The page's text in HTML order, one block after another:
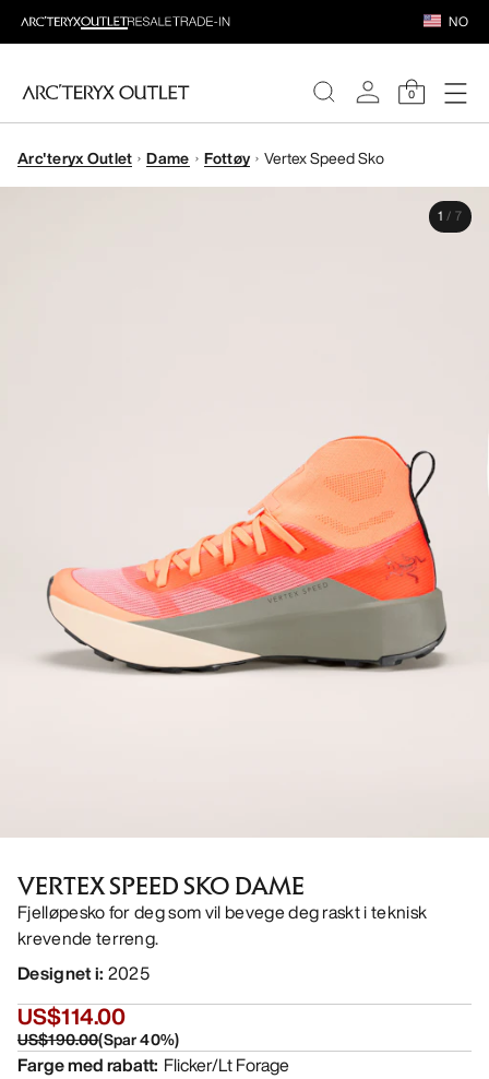
NO
0
DAMER
Arc'teryx Outlet Dame Fottøy Vertex Speed Sko
1 / 7
VERTEX SPEED SKO DAME
Fjelløpesko for deg som vil bevege deg raskt i teknisk
krevende terreng.
Designet i: 2025
US$114.00
US$190.00(Spar40%)
Farge med rabatt: Flicker/Lt Forage